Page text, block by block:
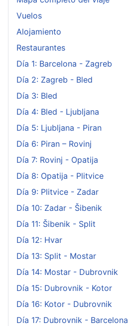
Vuelos
Alojamiento
Restaurantes
Día 1: Barcelona - Zagreb
Día 2: Zagreb - Bled
Día 3: Bled
Día 4: Bled - Ljubljana
Día 5: Ljubljana - Piran
Día 6: Piran – Rovinj
Día 7: Rovinj - Opatija
Día 8: Opatija - Plitvice
Día 9: Plitvice - Zadar
Día 10: Zadar - Šibenik
Día 11: Šibenik - Split
Día 12: Hvar
Día 13: Split - Mostar
Día 14: Mostar - Dubrovnik
Día 15: Dubrovnik - Kotor
Día 16: Kotor - Dubrovnik
Día 17: Dubrovnik - Barcelona